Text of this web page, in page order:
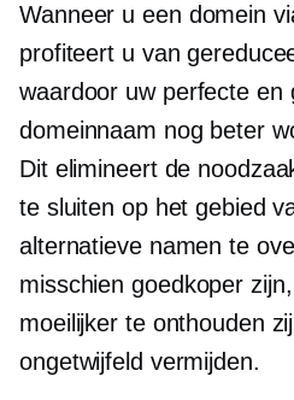
Wanneer u een domein
profiteert u van
waardoor uw perfecte en
domeinnaam nog beter
Dit elimineert de
te sluiten op het gebied
alternatieve namen te
misschien goedkoper
moeilijker te onthouden
ongetwijfeld vermijden.